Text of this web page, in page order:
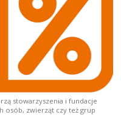
stowarzyszenia i fundacje
osób, zwierząt czy też grup